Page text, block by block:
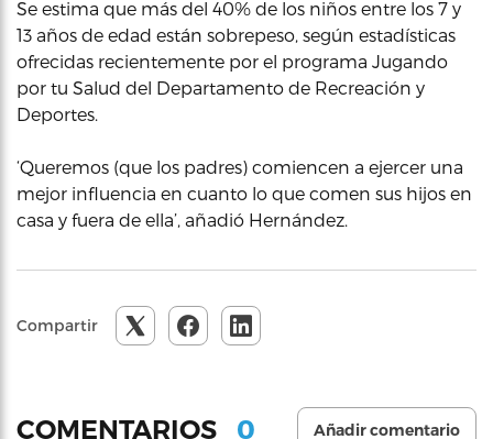
Se estima que más del 40% de los niños entre los 7 y
13 años de edad están sobrepeso, según estadísticas
ofrecidas recientemente por el programa Jugando
por tu Salud del Departamento de Recreación y
Deportes.
‘Queremos (que los padres) comiencen a ejercer una
mejor influencia en cuanto lo que comen sus hijos en
casa y fuera de ella’, añadió Hernández.
Compartir
COMENTARIOS 0 Añadir comentario